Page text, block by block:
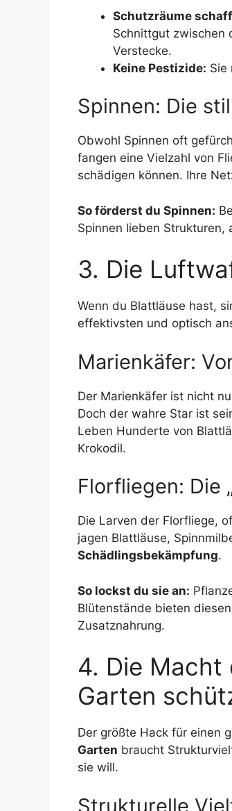
Schutzräume
Schnittgut zwischen
Verstecke.
Keine Pestizide: Sie
Spinnen: Die
Obwohl Spinnen oft
fangen eine Vielzahl von
schädigen können. Ihre
So förderst du Spinnen:
Spinnen lieben Strukturen,
3. Die
Wenn du Blattläuse hast,
effektivsten und optisch
Marienkäfer:
Der Marienkäfer ist nicht
Doch der wahre Star ist
Leben Hunderte von
Krokodil.
Florfliegen: Die
Die Larven der Florfliege,
jagen Blattläuse,
Schädlingsbekämpfung.
So lockst du sie an:
Blütenstände bieten
Zusatznahrung.
4. Die Macht
Garten
Der größte Hack für einen
Garten braucht
sie will.
Strukturelle